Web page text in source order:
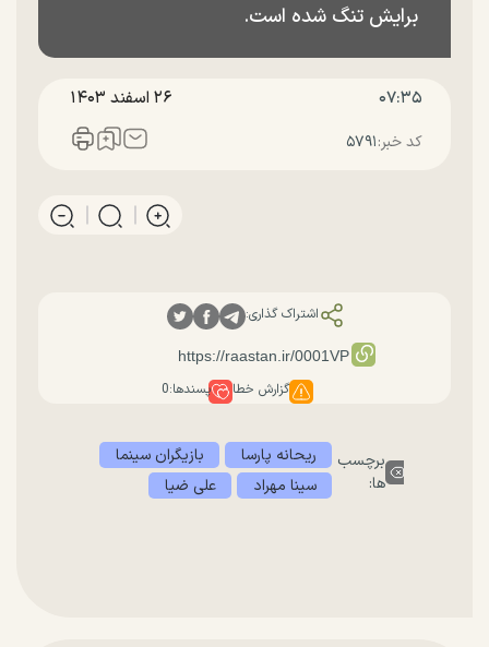
برایش تنگ شده است.
۰۷:۳۵ ۲۶ اسفند ۱۴۰۳
کد خبر:۵۷۹۱
اشتراک گذاری:
گزارش خطا پسندها:0
برچسب
ها:
ریحانه پارسا
بازیگران سینما
سینا مهراد
علی ضیا